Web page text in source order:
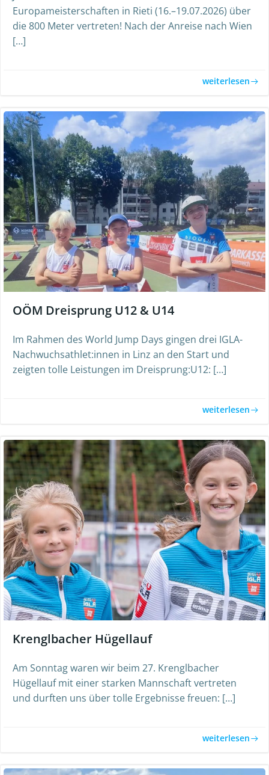
Europameisterschaften in Rieti (16.–19.07.2026) über
die 800 Meter vertreten! Nach der Anreise nach Wien
[…]
weiterlesen
OÖM Dreisprung U12 & U14
Im Rahmen des World Jump Days gingen drei IGLA-
Nachwuchsathlet:innen in Linz an den Start und
zeigten tolle Leistungen im Dreisprung:U12: […]
weiterlesen
Krenglbacher Hügellauf
Am Sonntag waren wir beim 27. Krenglbacher
Hügellauf mit einer starken Mannschaft vertreten
und durften uns über tolle Ergebnisse freuen: […]
weiterlesen